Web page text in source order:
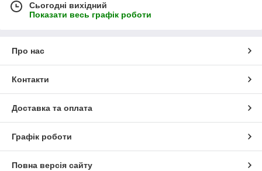
Сьогодні вихідний
Показати весь графік роботи
Про нас
Контакти
Доставка та оплата
Графік роботи
Повна версія сайту